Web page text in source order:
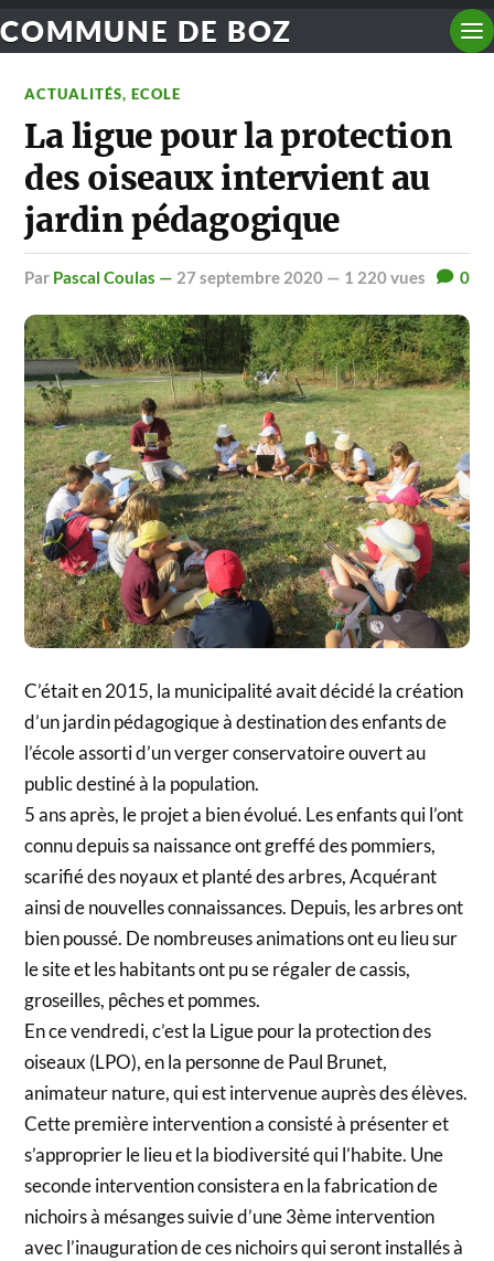
COMMUNE DE BOZ
ACTUALITÉS,ECOLE
La ligue pour la protection
des oiseaux intervient au
jardin pédagogique
par Pascal Coulas — 27 septembre 2020 — 1 220 vues 0
C’était en 2015, la municipalité avait décidé la création
d’un jardin pédagogique à destination des enfants de
l’école assorti d’un verger conservatoire ouvert au
public destiné à la population.
5 ans après, le projet a bien évolué. Les enfants qui l’ont
connu depuis sa naissance ont greffé des pommiers,
scarifié des noyaux et planté des arbres, Acquérant
ainsi de nouvelles connaissances. Depuis, les arbres ont
bien poussé. De nombreuses animations ont eu lieu sur
le site et les habitants ont pu se régaler de cassis,
groseilles, pêches et pommes.
En ce vendredi, c’est la Ligue pour la protection des
oiseaux (LPO), en la personne de Paul Brunet,
animateur nature, qui est intervenue auprès des élèves.
Cette première intervention a consisté à présenter et
s’approprier le lieu et la biodiversité qui l’habite. Une
seconde intervention consistera en la fabrication de
nichoirs à mésanges suivie d’une 3ème intervention
avec l’inauguration de ces nichoirs qui seront installés à